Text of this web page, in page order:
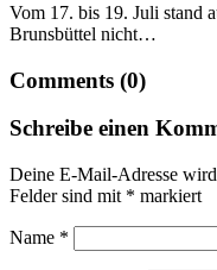
Vom 17. bis 19. Juli stand
Brunsbüttel nicht…
Comments (0)
Schreibe einen
Deine E-Mail-Adresse
Felder sind mit * markiert
Name *